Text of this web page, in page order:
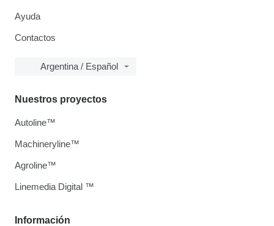
Ayuda
Contactos
Argentina / Español
Información
Nuestros proyectos
Autoline™
Machineryline™
Agroline™
Linemedia Digital ™